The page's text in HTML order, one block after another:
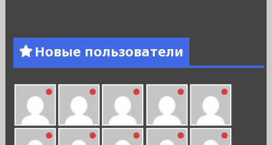
Новые пользователи